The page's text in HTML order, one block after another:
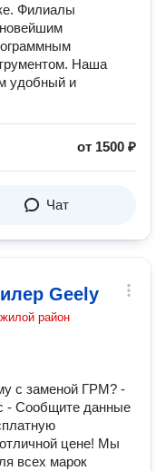
Филиалы
Наша
удобный и
от 1500 ₽
Чат
Geely
район
с заменой ГРМ? -
- Сообщите данные
цене! Мы
всех марок